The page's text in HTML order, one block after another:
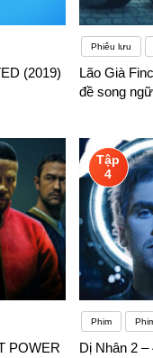
(2019)
Phiêu lưu
Lão Già
đề song ngữ
POWER
Tập
4
Phim
Dị Nhân 2